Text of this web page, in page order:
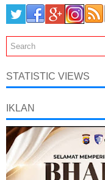
STATISTIC VIEWS
IKLAN